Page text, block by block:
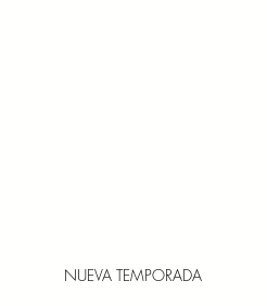
NUEVA TEMPORADA